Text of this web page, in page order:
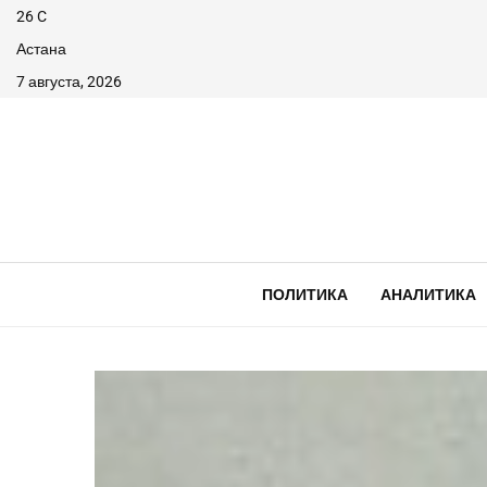
26C
Астана
7 августа, 2026
ПОЛИТИКА АНАЛИТИКА